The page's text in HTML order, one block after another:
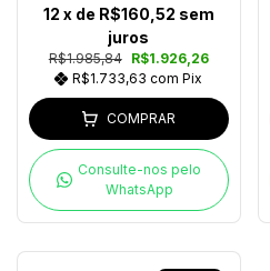
R$1.985,84
R$1.926,26
R$1.733,63com Pix
12 x de R$160,52 sem
juros
COMPRAR
Consulte-nos pelo
WhatsApp